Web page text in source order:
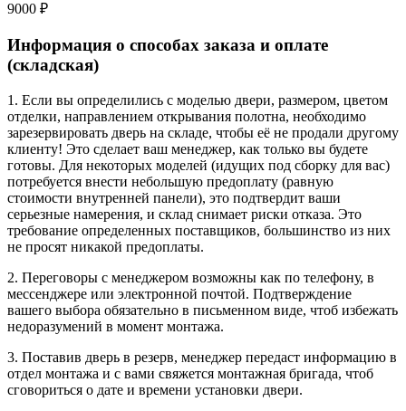
9000 ₽
Информация о способах заказа и оплате
(складская)
1. Если вы определились с моделью двери, размером, цветом
отделки, направлением открывания полотна, необходимо
зарезервировать дверь на складе, чтобы её не продали другому
клиенту! Это сделает ваш менеджер, как только вы будете
готовы. Для некоторых моделей (идущих под сборку для вас)
потребуется внести небольшую предоплату (равную
стоимости внутренней панели), это подтвердит ваши
серьезные намерения, и склад снимает риски отказа. Это
требование определенных поставщиков, большинство из них
не просят никакой предоплаты.
2. Переговоры с менеджером возможны как по телефону, в
мессенджере или электронной почтой. Подтверждение
вашего выбора обязательно в письменном виде, чтоб избежать
недоразумений в момент монтажа.
3. Поставив дверь в резерв, менеджер передаст информацию в
отдел монтажа и с вами свяжется монтажная бригада, чтоб
сговориться о дате и времени установки двери.